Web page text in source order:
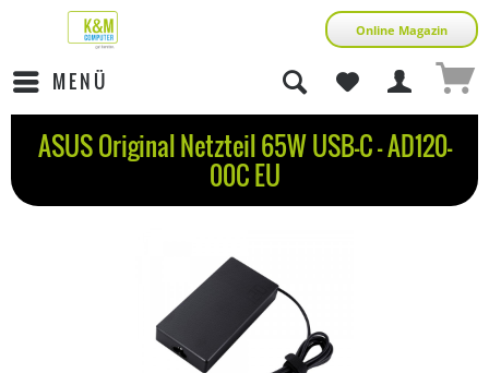
Online Magazin
MENÜ
ASUS Original Netzteil 65W USB-C - AD120-
00C EU